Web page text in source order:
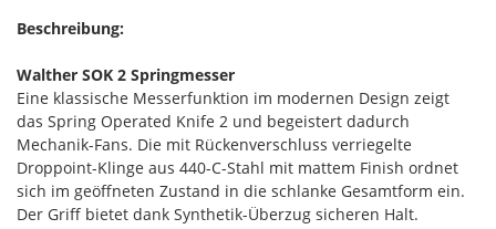
Beschreibung:
Walther SOK 2 Springmesser
Eine klassische Messerfunktion im modernen Design zeigt
das Spring Operated Knife 2 und begeistert dadurch
Mechanik-Fans. Die mit Rückenverschluss verriegelte
Droppoint-Klinge aus 440-C-Stahl mit mattem Finish ordnet
sich im geöffneten Zustand in die schlanke Gesamtform ein.
Der Griff bietet dank Synthetik-Überzug sicheren Halt.